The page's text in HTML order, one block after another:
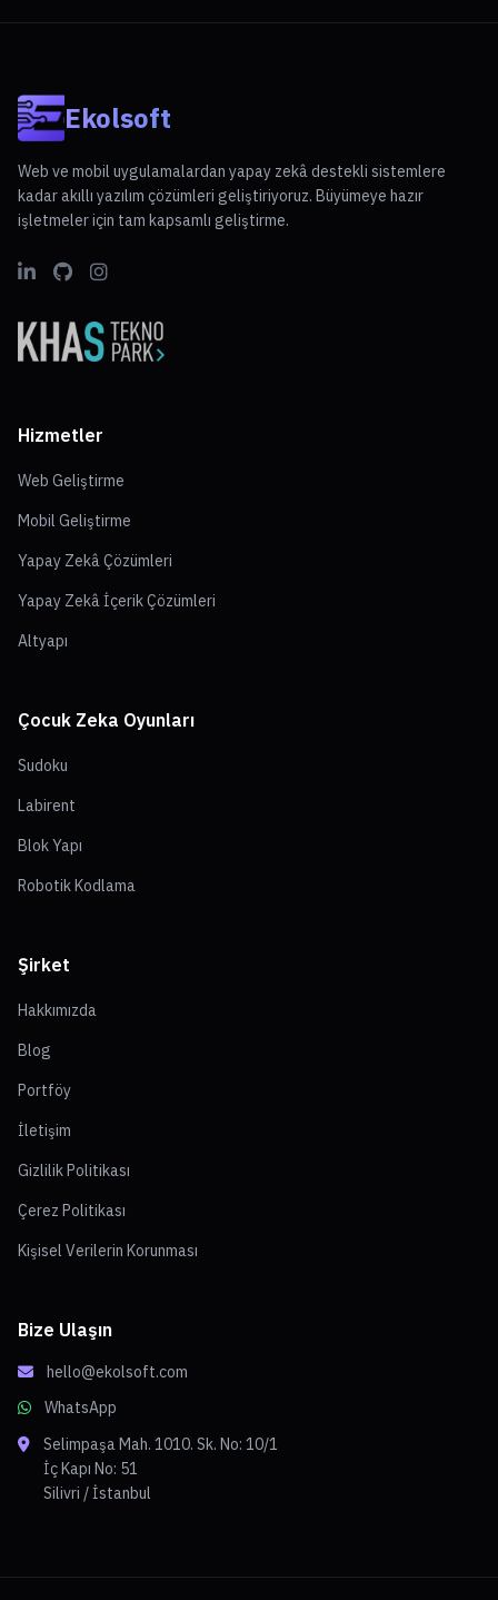
Ekolsoft
Web ve mobil uygulamalardan yapay zekâ destekli sistemlere
kadar akıllı yazılım çözümleri geliştiriyoruz. Büyümeye hazır
işletmeler için tam kapsamlı geliştirme.
Hizmetler
Web Geliştirme
Mobil Geliştirme
Yapay Zekâ Çözümleri
Yapay Zekâ İçerik Çözümleri
Altyapı
Çocuk Zeka Oyunları
Sudoku
Labirent
Blok Yapı
Robotik Kodlama
Şirket
Hakkımızda
Blog
Portföy
İletişim
Gizlilik Politikası
Çerez Politikası
Kişisel Verilerin Korunması
Bize Ulaşın
hello@ekolsoft.com
WhatsApp
Selimpaşa Mah. 1010. Sk. No: 10/1
İç Kapı No: 51
Silivri / İstanbul